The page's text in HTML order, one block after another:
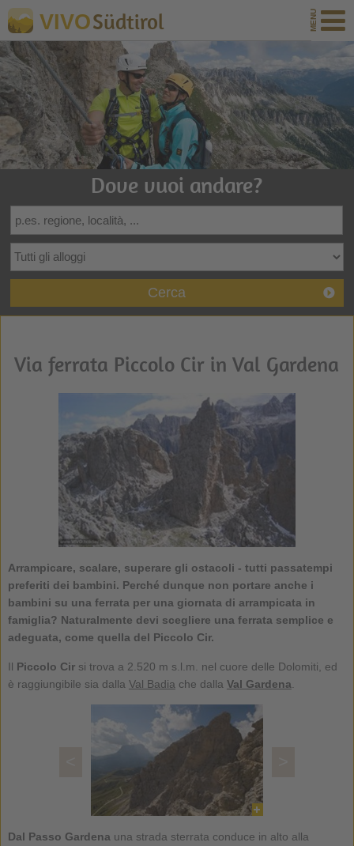
VIVOSüdtirol
Dove vuoi andare?
Cerca
Via ferrata Piccolo Cir in Val Gardena
Arrampicare, scalare, superare gli ostacoli - tutti passatempi
preferiti dei bambini. Perché dunque non portare anche i
bambini su una ferrata per una giornata di arrampicata in
famiglia? Naturalmente devi scegliere una ferrata semplice e
adeguata, come quella del Piccolo Cir.
Il Piccolo Cirsi trova a 2.520 m s.l.m. nel cuore delle Dolomiti, ed
è raggiungibile sia dalla Val Badia che dalla Val Gardena
Dal Passo Gardena una strada sterrata conduce in alto alla